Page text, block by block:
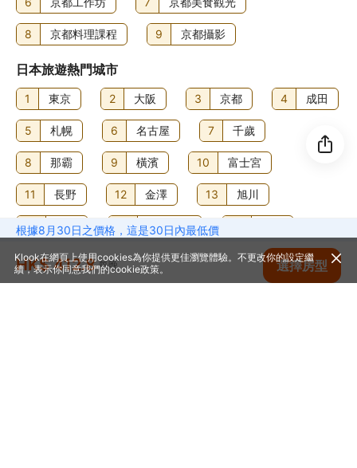
根據8月30日之價格，這是30日內最低價
HK$ 412.8 每晚 選擇房型
查看空房
8 京都料理課程 9 京都攝影
日本旅遊熱門城市
1 東京 2 大阪 3 京都 4 成田
5 札幌 6 名古屋 7 千歲
8 那霸 9 橫濱 10 富士宮
11 長野 12 金澤 13 旭川
14 新潟 15 富士吉田
17 北海道 18 浦安 19 大分
Klook在網頁上使用cookies為你提供更佳瀏覽體驗。不更改你的設定繼
續，表示你同意我們的cookie政策。